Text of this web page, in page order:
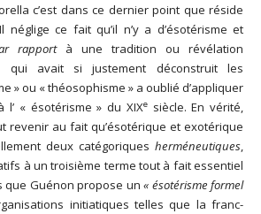
c’est dans ce dernier point que réside
néglige ce fait qu’il n’y a d’ésotérisme et
rapport à une tradition ou révélation
qui avait si justement déconstruit les
» ou « théosophisme » a oublié d’appliquer
l’ « ésotérisme » du XIXesiècle. En vérité,
revenir au fait qu’ésotérique et exotérique
deux catégoriques herméneutiques,
à un troisième terme tout à fait essentiel
que Guénon propose un « ésotérisme formel
initiatiques telles que la franc-